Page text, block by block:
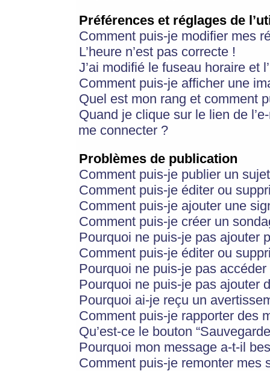
Préférences et réglages de
Comment puis-je modifier mes
L’heure n’est pas correcte !
J’ai modifié le fuseau horaire et
Comment puis-je afficher une
Quel est mon rang et comment
Quand je clique sur le lien de
me connecter ?
Problèmes de publication
Comment puis-je publier un
Comment puis-je éditer ou
Comment puis-je ajouter une
Comment puis-je créer un
Pourquoi ne puis-je pas ajouter
Comment puis-je éditer ou
Pourquoi ne puis-je pas
Pourquoi ne puis-je pas ajouter
Pourquoi ai-je reçu un
Comment puis-je rapporter des
Qu’est-ce le bouton
Pourquoi mon message a-t-il
Comment puis-je remonter mes